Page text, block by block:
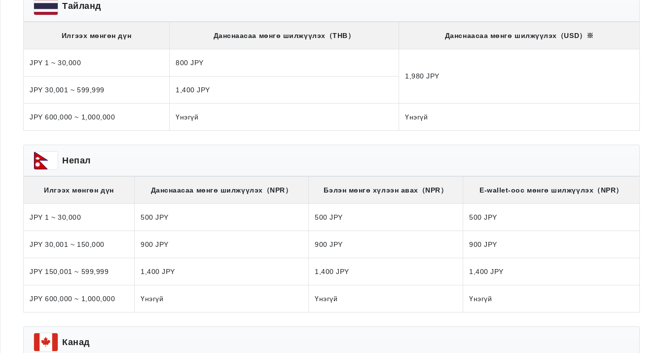
Тайланд
Илгээх мөнгөн дүн Данснаасаа мөнгө шилжүүлэх （THB） Данснаасаа мөнгө шилжүүлэх （USD）※
JPY 1 ~ 30,000
800 JPY
1,980 JPY
JPY 30,001 ~ 599,999
1,400 JPY
JPY 600,000 ~ 1,000,000 Үнэгүй Үнэгүй
Непал
Илгээх мөнгөн дүн Данснаасаа мөнгө шилжүүлэх （NPR） Бэлэн мөнгө хүлээн авах （NPR） E-wallet-оос мөнгө шилжүүлэх （NPR）
JPY 1 ~ 30,000 500 JPY 500 JPY 500 JPY
JPY 30,001 ~ 150,000 900 JPY 900 JPY 900 JPY
JPY 150,001 ~ 599,999 1,400 JPY 1,400 JPY 1,400 JPY
JPY 600,000 ~ 1,000,000 Үнэгүй Үнэгүй Үнэгүй
Канад